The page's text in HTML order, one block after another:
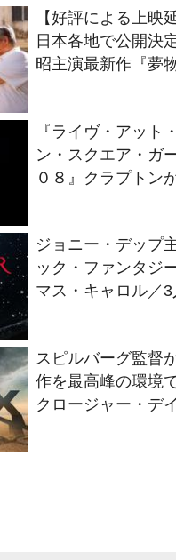
【好評による上映
日本各地で公開決
昭主演最新作『夢
『ライヴ・アット
ン・スクエア・ガ
０８』クラプトン
ジョニー・デップ
ック・ファンタジ
マス・キャロル／
スピルバーグ監督
作を最高峰の環境
クロージャー・デ